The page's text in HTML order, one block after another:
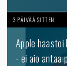
3 PÄIVÄÄ SITTEN
Apple
- ei aio antaa